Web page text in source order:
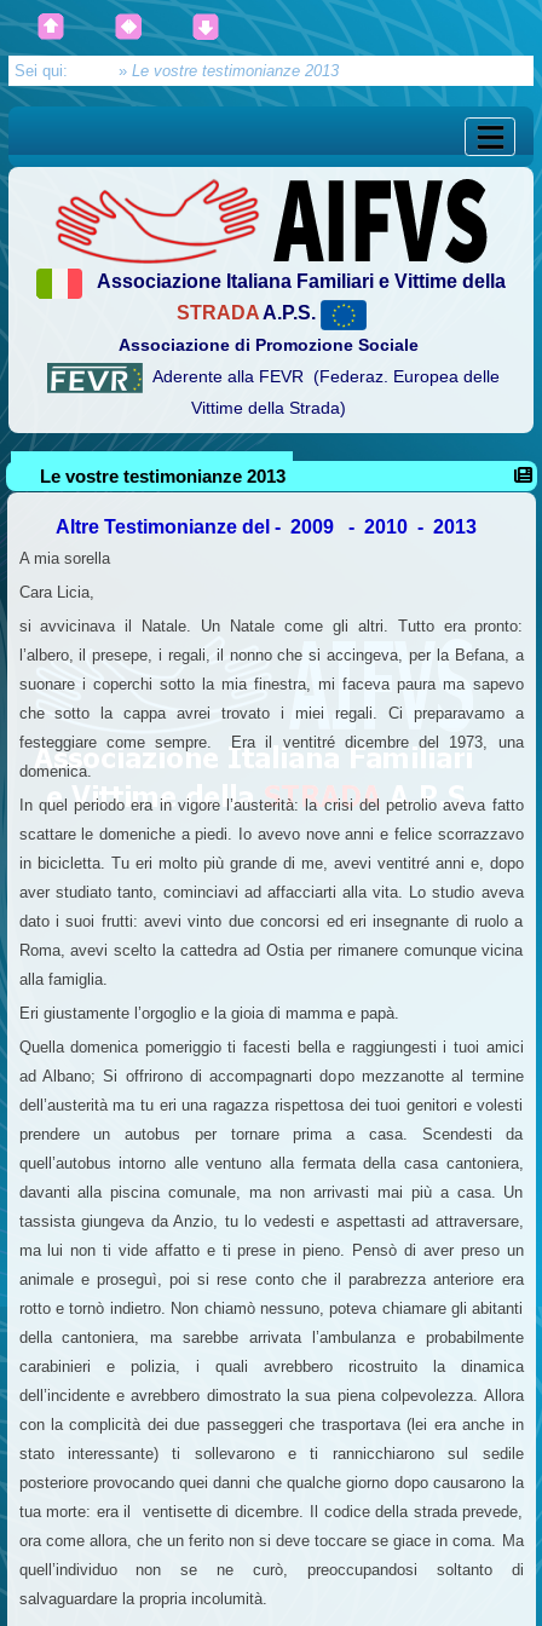
Sei qui: » Le vostre testimonianze 2013
Associazione Italiana Familiari e Vittime della
STRADAA.P.S.
Associazione di Promozione Sociale
Aderente alla FEVR (Federaz. Europea delle
Vittime della Strada)
Le vostre testimonianze 2013
Altre Testimonianze del - 2009 - 2010 - 2013
A mia sorella
Cara Licia,
si avvicinava il Natale. Un Natale come gli altri. Tutto era pronto:
l’albero, il presepe, i regali, il nonno che si accingeva, per la Befana, a
suonare i coperchi sotto la mia finestra, mi faceva paura ma sapevo
che sotto la cappa avrei trovato i miei regali. Ci preparavamo a
festeggiare come sempre. Era il ventitré dicembre del 1973, una
domenica.
In quel periodo era in vigore l’austerità: la crisi del petrolio aveva fatto
scattare le domeniche a piedi. Io avevo nove anni e felice scorrazzavo
in bicicletta. Tu eri molto più grande di me, avevi ventitré anni e, dopo
aver studiato tanto, cominciavi ad affacciarti alla vita. Lo studio aveva
dato i suoi frutti: avevi vinto due concorsi ed eri insegnante di ruolo a
Roma, avevi scelto la cattedra ad Ostia per rimanere comunque vicina
alla famiglia.
Eri giustamente l’orgoglio e la gioia di mamma e papà.
Quella domenica pomeriggio ti facesti bella e raggiungesti i tuoi amici
ad Albano; Si offrirono di accompagnarti dopo mezzanotte al termine
dell’austerità ma tu eri una ragazza rispettosa dei tuoi genitori e volesti
prendere un autobus per tornare prima a casa. Scendesti da
quell’autobus intorno alle ventuno alla fermata della casa cantoniera,
davanti alla piscina comunale, ma non arrivasti mai più a casa. Un
tassista giungeva da Anzio, tu lo vedesti e aspettasti ad attraversare,
ma lui non ti vide affatto e ti prese in pieno. Pensò di aver preso un
animale e proseguì, poi si rese conto che il parabrezza anteriore era
rotto e tornò indietro. Non chiamò nessuno, poteva chiamare gli abitanti
della cantoniera, ma sarebbe arrivata l’ambulanza e probabilmente
carabinieri e polizia, i quali avrebbero ricostruito la dinamica
dell’incidente e avrebbero dimostrato la sua piena colpevolezza. Allora
con la complicità dei due passeggeri che trasportava (lei era anche in
stato interessante) ti sollevarono e ti rannicchiarono sul sedile
posteriore provocando quei danni che qualche giorno dopo causarono la
tua morte: era il ventisette di dicembre. Il codice della strada prevede,
ora come allora, che un ferito non si deve toccare se giace in coma. Ma
quell’individuo non se ne curò, preoccupandosi soltanto di
salvaguardare la propria incolumità.